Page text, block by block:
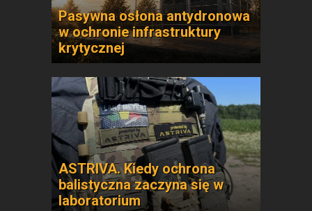
Pasywna osłona antydronowa
w ochronie infrastruktury
krytycznej
ASTRIVA. Kiedy ochrona
balistyczna zaczyna się w
laboratorium